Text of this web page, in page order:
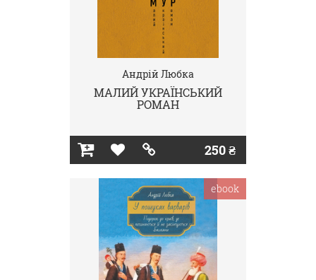
Андрій Любка
МАЛИЙ УКРАЇНСЬКИЙ
РОМАН
250 ₴
ebook